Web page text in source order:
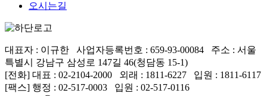
오시는길
대표자 : 이규한 사업자등록번호 : 659-93-00084 주소 : 서울
특별시 강남구 삼성로 147길 46(청담동 15-1)
[전화] 대표 : 02-2104-2000 외래 : 1811-6227 입원 : 1811-6117
[팩스] 행정 : 02-517-0003 입원 : 02-517-0116